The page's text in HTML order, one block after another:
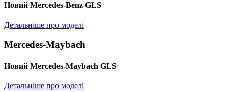
Новий Mercedes-Benz GLS
Детальніше про моделі
Mercedes-Maybach
Новий Mercedes-Maybach GLS
Детальніше про моделі